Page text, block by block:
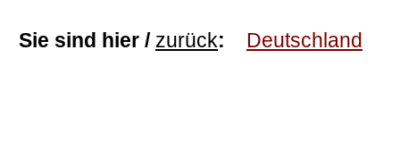
Sie sind hier / zurück: Deutschland